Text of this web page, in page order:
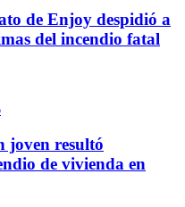
de Enjoy despidió a
del incendio fatal
joven resultó
de vivienda en